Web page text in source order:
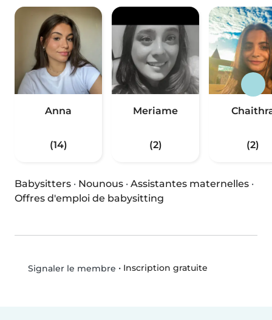
Anna
(14)
Meriame
(2) (2)
Babysitters · Nounous · Assistantes maternelles ·
Offres d'emploi de babysitting
Signaler le membre • Inscription gratuite